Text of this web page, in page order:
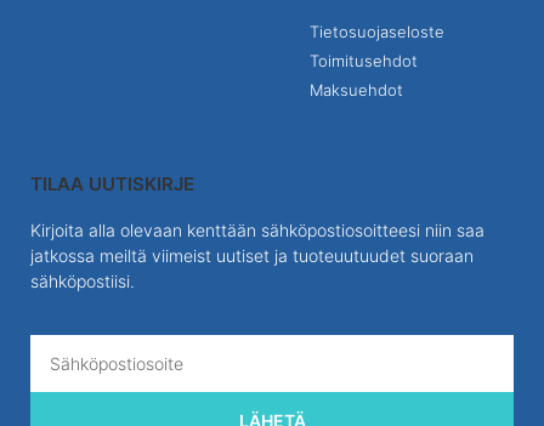
Tietosuojaseloste
Toimitusehdot
Maksuehdot
TILAA UUTISKIRJE
Kirjoita alla olevaan kenttään sähköpostiosoitteesi niin saa
jatkossa meiltä viimeist uutiset ja tuoteuutuudet suoraan
sähköpostiisi.
LÄHETÄ